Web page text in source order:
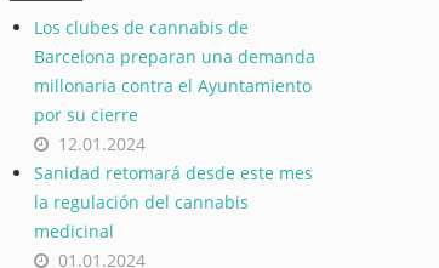
Los clubes de cannabis de
Barcelona preparan una demanda
millonaria contra el Ayuntamiento
por su cierre
12.01.2024
Sanidad retomará desde este mes
la regulación del cannabis
medicinal
01.01.2024